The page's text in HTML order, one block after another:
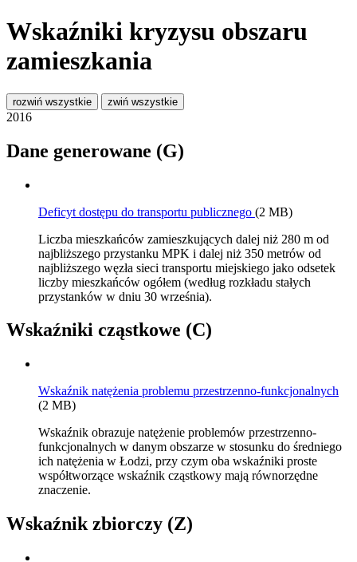
Wskaźniki kryzysu obszaru
zamieszkania
rozwiń wszystkie zwiń wszystkie
2016
Dane generowane (G)
Deficyt dostępu do transportu publicznego (2 MB)
Liczba mieszkańców zamieszkujących dalej niż 280 m od
najbliższego przystanku MPK i dalej niż 350 metrów od
najbliższego węzła sieci transportu miejskiego jako odsetek
liczby mieszkańców ogółem (według rozkładu stałych
przystanków w dniu 30 września).
Wskaźniki cząstkowe (C)
Wskaźnik natężenia problemu przestrzenno-funkcjonalnych
(2 MB)
Wskaźnik obrazuje natężenie problemów przestrzenno-
funkcjonalnych w danym obszarze w stosunku do średniego
ich natężenia w Łodzi, przy czym oba wskaźniki proste
współtworzące wskaźnik cząstkowy mają równorzędne
znaczenie.
Wskaźnik zbiorczy (Z)